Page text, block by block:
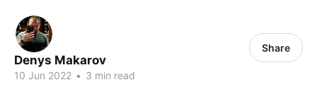
Denys Makarov
10 Jun 2022 • 3 min read
Share